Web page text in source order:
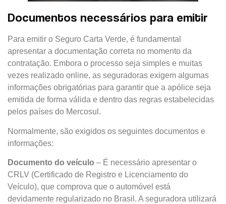
Documentos necessários para emitir
Para emitir o Seguro Carta Verde, é fundamental
apresentar a documentação correta no momento da
contratação. Embora o processo seja simples e muitas
vezes realizado online, as seguradoras exigem algumas
informações obrigatórias para garantir que a apólice seja
emitida de forma válida e dentro das regras estabelecidas
pelos países do Mercosul.
Normalmente, são exigidos os seguintes documentos e
informações:
Documento do veículo – É necessário apresentar o
CRLV (Certificado de Registro e Licenciamento do
Veículo), que comprova que o automóvel está
devidamente regularizado no Brasil. A seguradora utilizará